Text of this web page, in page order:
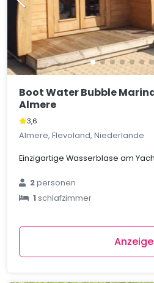
Boot Water Bubble
Almere
3,6
Almere, Flevoland, Niederlande
Einzigartige Wasserblase am
2personen
1schlafzimmer